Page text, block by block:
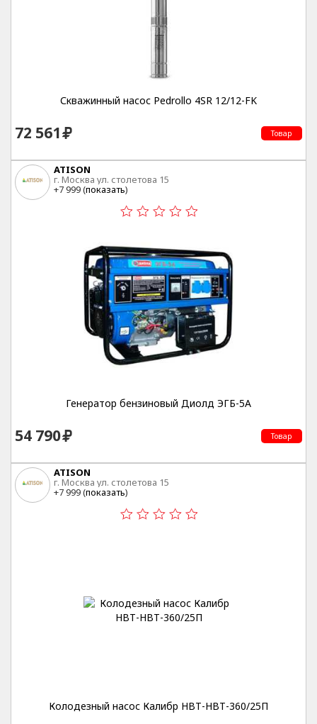
Скважинный насос Pedrollo 4SR 12/12-FK
72 561 Товар
ATISON
г. Москва ул. столетова 15
+7 999 (показать)
Генератор бензиновый Диолд ЭГБ-5А
54 790 Товар
ATISON
г. Москва ул. столетова 15
+7 999 (показать)
Колодезный насос Калибр НВТ-НВТ-360/25П